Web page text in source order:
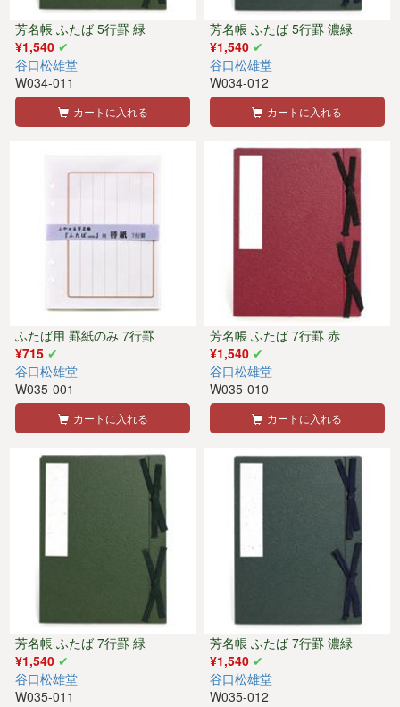
芳名帳 ふたば 5行罫 緑
¥1,540
谷口松雄堂
W034-011
カートに入れる
芳名帳 ふたば 5行罫 濃緑
¥1,540
谷口松雄堂
W034-012
カートに入れる
ふたば用 罫紙のみ 7行罫
¥715
谷口松雄堂
W035-001
カートに入れる
芳名帳 ふたば 7行罫 赤
¥1,540
谷口松雄堂
W035-010
カートに入れる
芳名帳 ふたば 7行罫 緑
¥1,540
谷口松雄堂
W035-011
芳名帳 ふたば 7行罫 濃緑
¥1,540
谷口松雄堂
W035-012